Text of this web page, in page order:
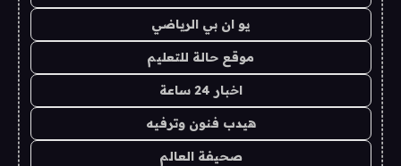
يو ان بي الرياضي
موقع حالة للتعليم
اخبار 24 ساعة
هيدب فنون وترفيه
صحيفة العالم